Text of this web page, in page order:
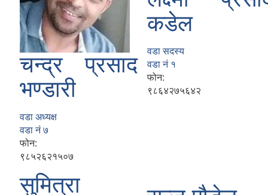
चन्द्र प्रसाद
भण्डारी
वडा अध्यक्ष
वडा नं ७
फोन:
९८५२६२१५०७
कडेल
वडा सदस्य
वडा नं १
फोन:
९८६४२७५६४२
सुमित्रा